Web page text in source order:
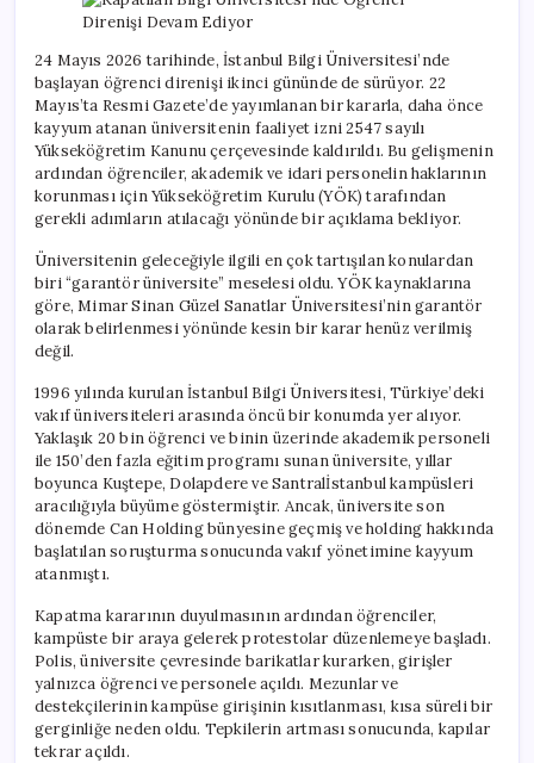
Devam
için
24 Mayıs 2026 tarihinde, İstanbul Bilgi Üniversitesi’nde
başlayan öğrenci direnişi ikinci gününde de sürüyor. 22
Mayıs’ta Resmi Gazete’de yayımlanan bir kararla, daha önce
kayyum atanan üniversitenin faaliyet izni 2547 sayılı
Yükseköğretim Kanunu çerçevesinde kaldırıldı. Bu gelişmenin
ardından öğrenciler, akademik ve idari personelin haklarının
korunması için Yükseköğretim Kurulu (YÖK) tarafından
gerekli adımların atılacağı yönünde bir açıklama bekliyor.
Üniversitenin geleceğiyle ilgili en çok tartışılan konulardan
biri “garantör üniversite” meselesi oldu. YÖK kaynaklarına
göre, Mimar Sinan Güzel Sanatlar Üniversitesi’nin garantör
olarak belirlenmesi yönünde kesin bir karar henüz verilmiş
değil.
1996 yılında kurulan İstanbul Bilgi Üniversitesi, Türkiye’deki
vakıf üniversiteleri arasında öncü bir konumda yer alıyor.
Yaklaşık 20 bin öğrenci ve binin üzerinde akademik personeli
ile 150’den fazla eğitim programı sunan üniversite, yıllar
boyunca Kuştepe, Dolapdere ve Santralİstanbul kampüsleri
aracılığıyla büyüme göstermiştir. Ancak, üniversite son
dönemde Can Holding bünyesine geçmiş ve holding hakkında
başlatılan soruşturma sonucunda vakıf yönetimine kayyum
atanmıştı.
Kapatma kararının duyulmasının ardından öğrenciler,
kampüste bir araya gelerek protestolar düzenlemeye başladı.
Polis, üniversite çevresinde barikatlar kurarken, girişler
yalnızca öğrenci ve personele açıldı. Mezunlar ve
destekçilerinin kampüse girişinin kısıtlanması, kısa süreli bir
gerginliğe neden oldu. Tepkilerin artması sonucunda, kapılar
tekrar açıldı.